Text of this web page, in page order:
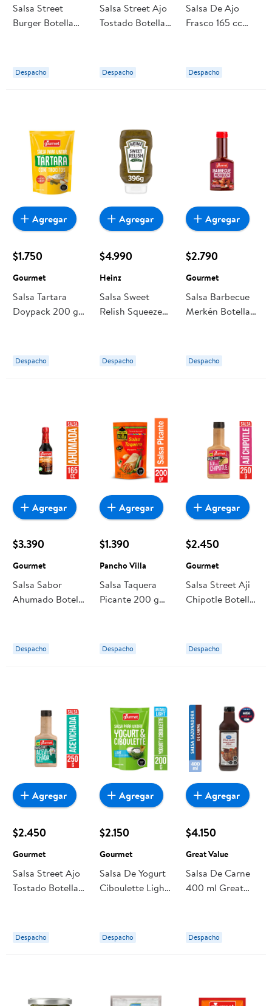
Salsa Street
Burger Botella
Despacho
Salsa Street Ajo
Tostado Botella
Despacho
Salsa De Ajo
Frasco 165 cc
Despacho
$1.750
Gourmet
Salsa Tartara
Doypack 200 g
Despacho
Agregar
$4.990
Heinz
Salsa Sweet
Relish Squeeze
Despacho
Agregar
$2.790
Gourmet
Salsa Barbecue
Merkén Botella
Despacho
Agregar
$3.390
Gourmet
Salsa Sabor
Ahumado Botella
Despacho
Agregar
$1.390
Pancho Villa
Salsa Taquera
Picante 200 g
Despacho
Agregar
$2.450
Gourmet
Salsa Street Aji
Chipotle Botella
Despacho
Agregar
$2.450
Gourmet
Salsa Street Ajo
Tostado Botella
Despacho
Agregar
$2.150
Gourmet
Salsa De Yogurt
Ciboulette Light
Despacho
Agregar
$4.150
Great Value
Salsa De Carne
400 ml Great
Despacho
Agregar